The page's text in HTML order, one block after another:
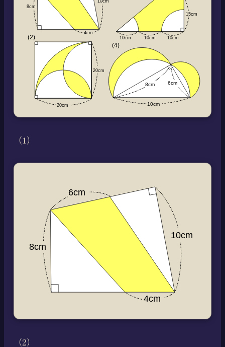
（1）
（2）